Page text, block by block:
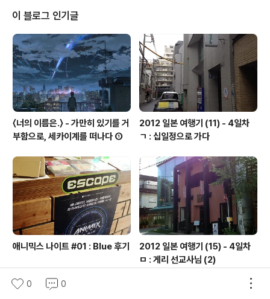
곡조와 가사의 차이를 판단하면 이 문제에 대해 해결할 수 있다. 일단 가톨릭 쪽
의 멜로디와 개신교 쪽의 멜로디를 마비노기 코드로 전환시켜 보자. 가톨릭 c..
이 블로그 인기글
〈너의 이름은.〉 - 가만히 있기를 거
부함으로, 세카이계를 떠나다 ①
2012 일본 여행기 (11) - 4일차
ㄱ : 십일정으로 가다
애니믹스 나이트 #01 : Blue 후기
2012 일본 여행기 (15) - 4일차
ㅁ : 게리 선교사님 (2)
0 0